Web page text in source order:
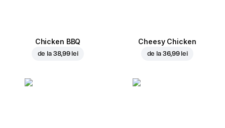
Chicken BBQ
de la 38,99 lei
Cheesy Chicken
de la 36,99 lei